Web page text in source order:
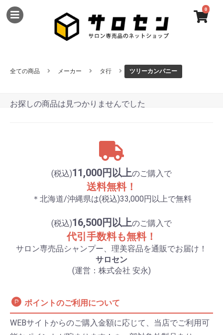
0
(税込)11,000円以上のご購入で
送料無料！
＊北海道/沖縄県は(税込)33,000円以上で無料
(税込)16,500円以上のご購入で
代引手数料も無料！
サロン専売品シャンプー、理美容品を通販でお届け！
サロセン
(運営：株式会社 安永)
ポイントのご利用について
WEBサイトからのご購入金額に応じて、当店でご利用可
全ての商品 メーカー タ行 ツリーカンパニー
お探しの商品は見つかりませんでした